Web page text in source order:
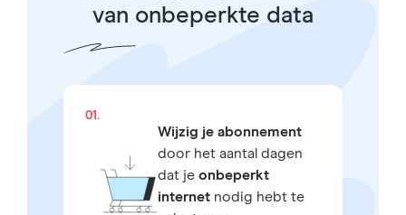
van onbeperkte data
01.
Wijzig je abonnement
door het aantal dagen
dat je onbeperkt
internetnodig hebt te